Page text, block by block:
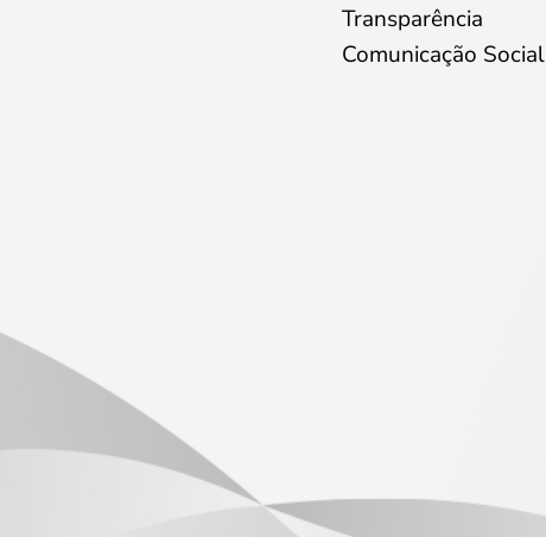
Transparência
Comunicação Social